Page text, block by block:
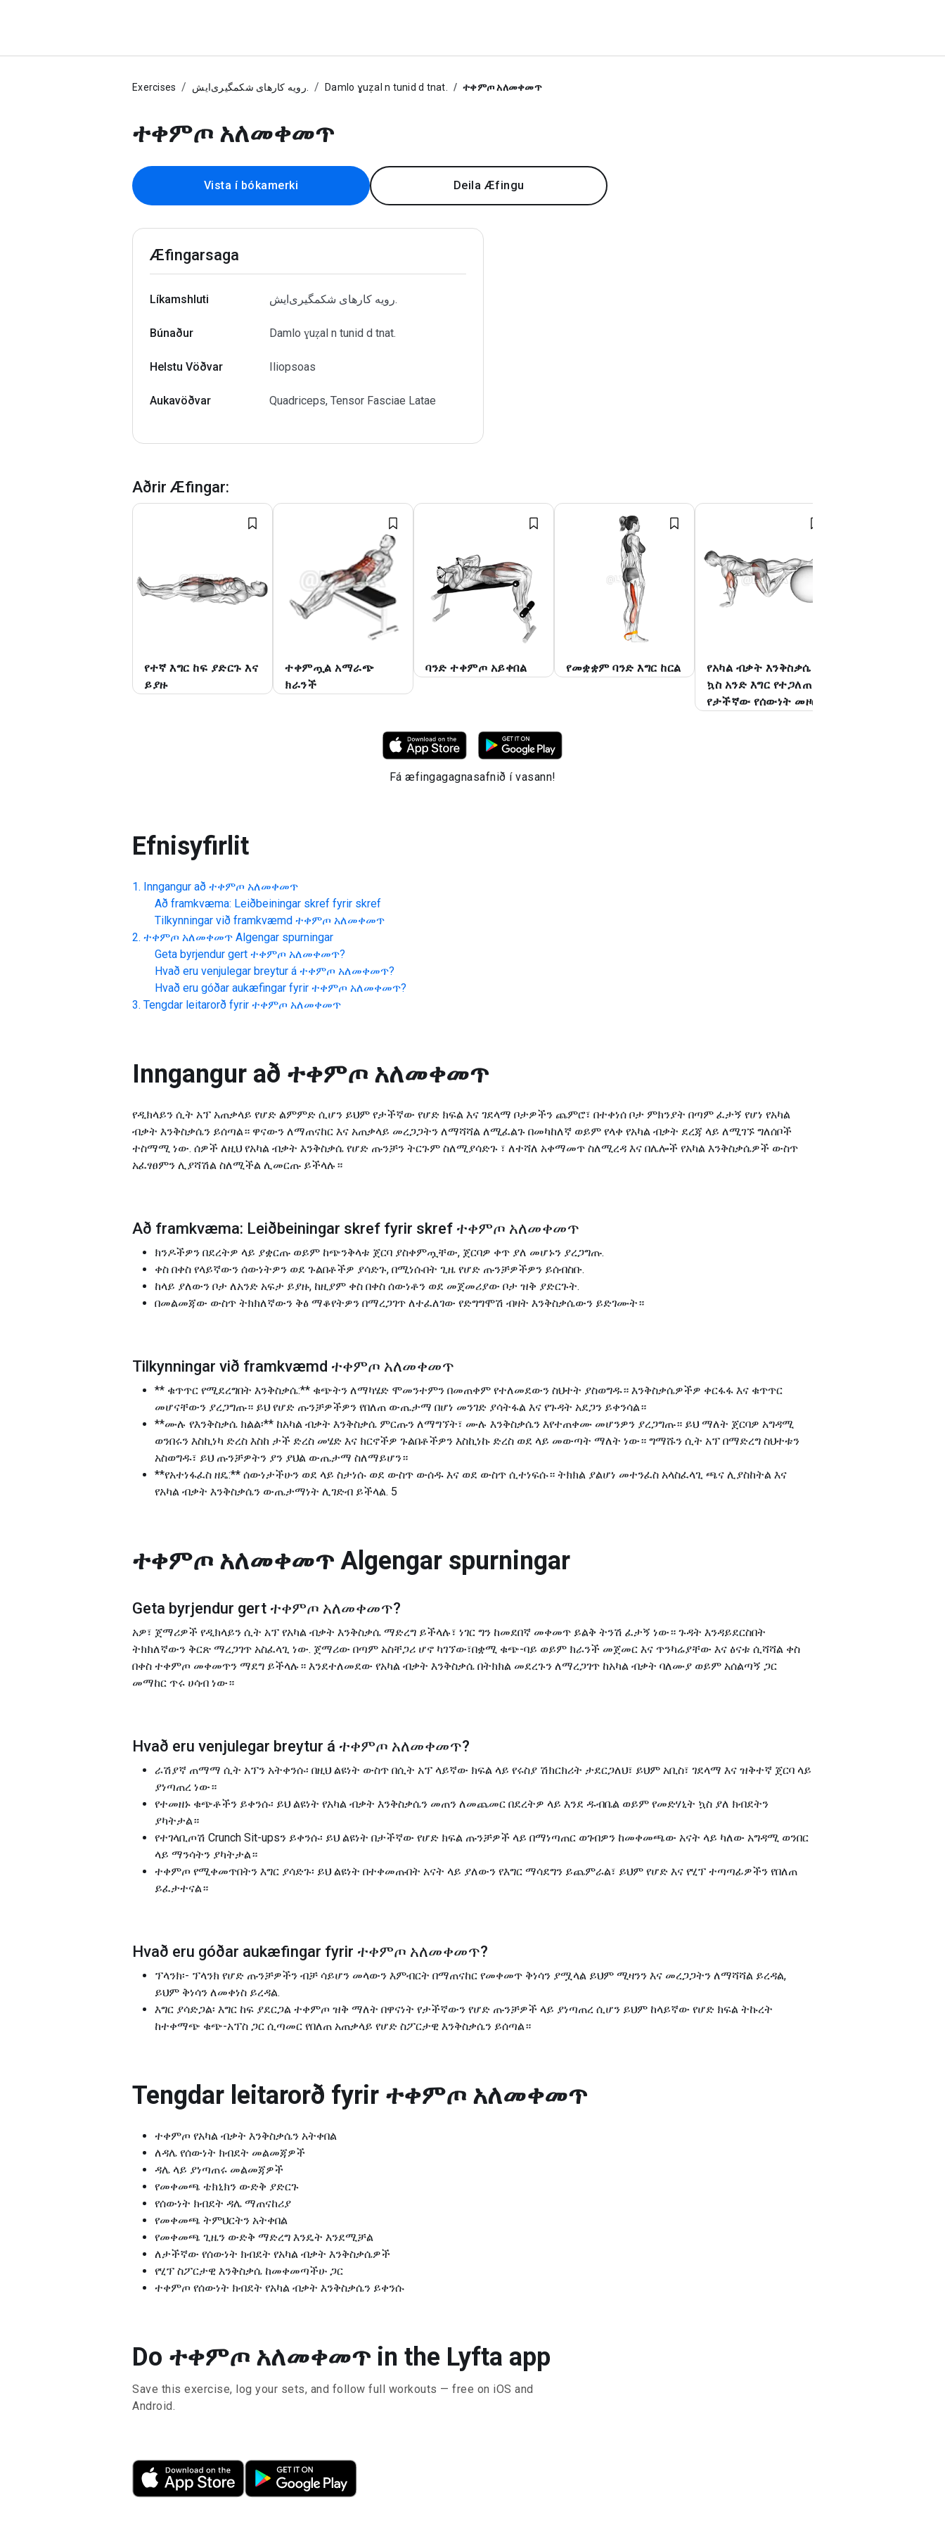
Exercises Damlo ɣuẓal n tunid d tnat. ተቀምጦ አለመቀመጥ
ተቀምጦ አለመቀመጥ
Vista í bókamerki Deila Æfingu
Æfingarsaga
Líkamshluti رویه کارهای شکمگیری‌ایش.
Búnaður Damlo ɣuẓal n tunid d tnat.
Helstu Vöðvar Iliopsoas
Aukavöðvar Quadriceps, Tensor Fasciae Latae
Aðrir Æfingar:
የተኛ እግር ከፍ ያድርጉ እና
ይያዙ
ተቀምጧል አማራጭ
ክራንች
ባንድ ተቀምጦ አይቀበል የመቋቋም ባንድ እግር ከርል
የአካል ብቃት እንቅስቃሴ
ኳስ አንድ እግር የተጋለጠ
የታችኛው የሰውነት መዞር
Fá æfingagagnasafnið í vasann!
Efnisyfirlit
Inngangur að ተቀምጦ አለመቀመጥ
Að framkvæma: Leiðbeiningar skref fyrir skref
Tilkynningar við framkvæmd ተቀምጦ አለመቀመጥ
ተቀምጦ አለመቀመጥ Algengar spurningar
Geta byrjendur gert ተቀምጦ አለመቀመጥ?
Hvað eru venjulegar breytur á ተቀምጦ አለመቀመጥ?
Hvað eru góðar aukæfingar fyrir ተቀምጦ አለመቀመጥ?
Tengdar leitarorð fyrir ተቀምጦ አለመቀመጥ
Inngangur að ተቀምጦ አለመቀመጥ
የዲክላይን ሲት አፕ አጠቃላይ የሆድ ልምምድ ሲሆን ይህም የታችኛው የሆድ ክፍል እና ገደላማ ቦታዎችን ጨምሮ፣ በተቀነሰ ቦታ ምክንያት በጣም ፈታኝ የሆነ የአካል
ብቃት እንቅስቃሴን ይሰጣል። ዋናውን ለማጠናከር እና አጠቃላይ መረጋጋትን ለማሻሻል ለሚፈልጉ በመካከለኛ ወይም የላቀ የአካል ብቃት ደረጃ ላይ ለሚገኙ ግለሰቦች
ተስማሚ ነው. ሰዎች ለዚህ የአካል ብቃት እንቅስቃሴ የሆድ ጡንቻን ትርጉም ስለሚያሳድጉ ፣ ለተሻለ አቀማመጥ ስለሚረዳ እና በሌሎች የአካል እንቅስቃሴዎች ውስጥ
አፈፃፀምን ሊያሻሽል ስለሚችል ሊመርጡ ይችላሉ።
Að framkvæma: Leiðbeiningar skref fyrir skref ተቀምጦ አለመቀመጥ
ክንዶችዎን በደረትዎ ላይ ያቋርጡ ወይም ከጭንቅላቱ ጀርባ ያስቀምጧቸው, ጀርባዎ ቀጥ ያለ መሆኑን ያረጋግጡ.
ቀስ በቀስ የላይኛውን ሰውነትዎን ወደ ጉልበቶችዎ ያሳድጉ, በሚነሱበት ጊዜ የሆድ ጡንቻዎችዎን ይሰብስቡ.
ከላይ ያለውን ቦታ ለአንድ አፍታ ይያዙ, ከዚያም ቀስ በቀስ ሰውነቶን ወደ መጀመሪያው ቦታ ዝቅ ያድርጉት.
በመልመጃው ውስጥ ትክክለኛውን ቅፅ ማቆየትዎን በማረጋገጥ ለተፈለገው የድግግሞሽ ብዛት እንቅስቃሴውን ይድገሙት።
Tilkynningar við framkvæmd ተቀምጦ አለመቀመጥ
** ቁጥጥር የሚደረግበት እንቅስቃሴ:** ቁጭትን ለማካሄድ ሞመንተምን በመጠቀም የተለመደውን ስህተት ያስወግዱ። እንቅስቃሴዎችዎ ቀርፋፋ እና ቁጥጥር
መሆናቸውን ያረጋግጡ። ይህ የሆድ ጡንቻዎችዎን የበለጠ ውጤታማ በሆነ መንገድ ያሳትፋል እና የጉዳት አደጋን ይቀንሳል።
**ሙሉ የእንቅስቃሴ ክልል፡** ከአካል ብቃት እንቅስቃሴ ምርጡን ለማግኘት፣ ሙሉ እንቅስቃሴን እየተጠቀሙ መሆንዎን ያረጋግጡ። ይህ ማለት ጀርባዎ አግዳሚ
ወንበሩን እስኪነካ ድረስ እስከ ታች ድረስ መሄድ እና ክርኖችዎ ጉልበቶችዎን እስኪነኩ ድረስ ወደ ላይ መውጣት ማለት ነው። ግማሹን ሲት አፕ በማድረግ ስህተቱን
አስወግዱ፣ ይህ ጡንቻዎትን ያን ያህል ውጤታማ ስለማይሆን።
**የአተነፋፈስ ዘዴ:** ሰውነታችሁን ወደ ላይ ስታነሱ ወደ ውስጥ ውሰዱ እና ወደ ውስጥ ሲተነፍሱ። ትክክል ያልሆነ መተንፈስ አላስፈላጊ ጫና ሊያስከትል እና
የአካል ብቃት እንቅስቃሴን ውጤታማነት ሊገድብ ይችላል. 5
ተቀምጦ አለመቀመጥ Algengar spurningar
Geta byrjendur gert ተቀምጦ አለመቀመጥ?
አዎ፣ ጀማሪዎች የዲክላይን ሲት አፕ የአካል ብቃት እንቅስቃሴ ማድረግ ይችላሉ፣ ነገር ግን ከመደበኛ መቀመጥ ይልቅ ትንሽ ፈታኝ ነው። ጉዳት እንዳይደርስበት
ትክክለኛውን ቅርጽ ማረጋገጥ አስፈላጊ ነው. ጀማሪው በጣም አስቸጋሪ ሆኖ ካገኘው፣በቋሚ ቁጭ-ባይ ወይም ክራንች መጀመር እና ጥንካሬያቸው እና ፅናቱ ሲሻሻል ቀስ
በቀስ ተቀምጦ መቀመጥን ማደግ ይችላሉ። እንደተለመደው የአካል ብቃት እንቅስቃሴ በትክክል መደረጉን ለማረጋገጥ ከአካል ብቃት ባለሙያ ወይም አሰልጣኝ ጋር
መማከር ጥሩ ሀሳብ ነው።
Hvað eru venjulegar breytur á ተቀምጦ አለመቀመጥ?
ራሽያኛ ጠማማ ሲት አፕን አትቀንሱ፡ በዚህ ልዩነት ውስጥ በሲት አፕ ላይኛው ክፍል ላይ የሩስያ ሽክርክሪት ታደርጋለህ፣ ይህም አቢስ፣ ገደላማ እና ዝቅተኛ ጀርባ ላይ
ያነጣጠረ ነው።
የተመዘኑ ቁጭቶችን ይቀንሱ፡ ይህ ልዩነት የአካል ብቃት እንቅስቃሴን መጠን ለመጨመር በደረትዎ ላይ እንደ ዱብቤል ወይም የመድሃኒት ኳስ ያለ ክብደትን
ያካትታል።
የተገላቢጦሽ Crunch Sit-upsን ይቀንሱ፡ ይህ ልዩነት በታችኛው የሆድ ክፍል ጡንቻዎች ላይ በማነጣጠር ወገብዎን ከመቀመጫው አናት ላይ ካለው አግዳሚ ወንበር
ላይ ማንሳትን ያካትታል።
ተቀምጦ የሚቀመጥበትን እግር ያሳድጉ፡ ይህ ልዩነት በተቀመጡበት አናት ላይ ያለውን የእግር ማሳደግን ይጨምራል፣ ይህም የሆድ እና የሂፕ ተጣጣፊዎችን የበለጠ
ይፈታተናል።
Hvað eru góðar aukæfingar fyrir ተቀምጦ አለመቀመጥ?
ፕላንክ፡- ፕላንክ የሆድ ጡንቻዎችን ብቻ ሳይሆን መላውን እምብርት በማጠናከር የመቀመጥ ቅነሳን ያሟላል ይህም ሚዛንን እና መረጋጋትን ለማሻሻል ይረዳል,
ይህም ቅነሳን ለመቀነስ ይረዳል.
እግር ያሳድጋል፡ እግር ከፍ ያደርጋል ተቀምጦ ዝቅ ማለት በዋናነት የታችኛውን የሆድ ጡንቻዎች ላይ ያነጣጠረ ሲሆን ይህም ከላይኛው የሆድ ክፍል ትኩረት
ከተቀማጭ ቁጭ-አፕስ ጋር ሲጣመር የበለጠ አጠቃላይ የሆድ ስፖርታዊ እንቅስቃሴን ይሰጣል።
Tengdar leitarorð fyrir ተቀምጦ አለመቀመጥ
ተቀምጦ የአካል ብቃት እንቅስቃሴን አትቀበል
ለዳሌ የሰውነት ክብደት መልመጃዎች
ዳሌ ላይ ያነጣጠሩ መልመጃዎች
የመቀመጫ ቴክኒክን ውድቅ ያድርጉ
የሰውነት ክብደት ዳሌ ማጠናከሪያ
የመቀመጫ ትምህርትን አትቀበል
የመቀመጫ ጊዜን ውድቅ ማድረግ እንዴት እንደሚቻል
ለታችኛው የሰውነት ክብደት የአካል ብቃት እንቅስቃሴዎች
የሂፕ ስፖርታዊ እንቅስቃሴ ከመቀመጣችሁ ጋር
ተቀምጦ የሰውነት ክብደት የአካል ብቃት እንቅስቃሴን ይቀንሱ
Do ተቀምጦ አለመቀመጥ in the Lyfta app
Save this exercise, log your sets, and follow full workouts — free on iOS and
Android.